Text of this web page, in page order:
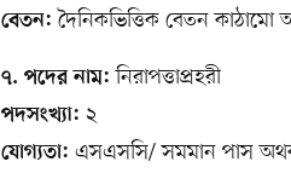
বেতন: দৈনিকভিত্তিক বেতন কাঠামো
৭. পদের নাম: নিরাপত্তাপ্রহরী
পদসংখ্যা: ২
যোগ্যতা: এসএসসি/ সমমান পাস